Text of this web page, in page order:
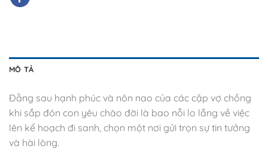
MÔ TẢ
Đằng sau hạnh phúc và nôn nao của các cặp vợ chồng
khi sắp đón con yêu chào đời là bao nỗi lo lắng về việc
lên kế hoạch đi sanh, chọn một nơi gửi trọn sự tin tưởng
và hài lòng.